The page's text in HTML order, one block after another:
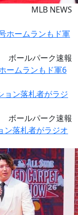
MLB NEWS
ボールパーク速報
ームランもド軍6
ボールパーク速報
ン落札者がラジオ